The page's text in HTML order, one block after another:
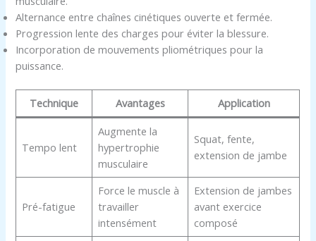
Alternance entre chaînes cinétiques ouverte et fermée.
Progression lente des charges pour éviter la blessure.
Incorporation de mouvements pliométriques pour la
puissance.
Technique Avantages Application
Tempo lent
Augmente la
hypertrophie
musculaire
Squat, fente,
extension de jambe
Pré-fatigue
Force le muscle à
travailler
intensément
Extension de jambes
avant exercice
composé